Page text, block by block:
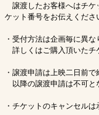
譲渡したお客様へはチケ
ケット番号をお伝えくださ
・受付方法は企画毎に異な
詳しくはご購入頂いたチ
・譲渡申請は上映二日前で
以降の譲渡申請は不可と
・チケットのキャンセルは